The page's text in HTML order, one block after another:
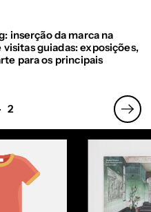
inserção da marca na
guiadas: exposições,
para os principais
2